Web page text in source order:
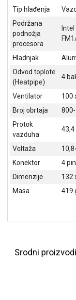
I KAMERE
GPS
NAVIGACIJE
VIDEO
NADZOR I
SIGURNOSNA
OPREMA
SOFTWARE
KABLOVI I
KANCELARIJSKI
KUĆU
PRIBOR
Tip hlađenja
Podržana
podnožja
procesora
Intel
Hladnjak
Odvod toplote
(Heatpipe)
4
Ventilator
100
Broj obrtaja
Protok
vazduha
43,4
Voltaža
Konektor
4 pin
Dimenzije
132
Masa
419
Srodni proizvodi